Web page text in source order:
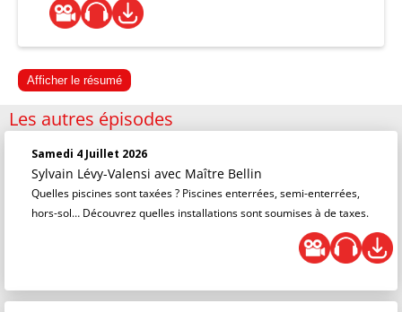
Afficher le résumé
Les autres épisodes
Samedi 4 Juillet 2026
Sylvain Lévy-Valensi avec Maître Bellin
Quelles piscines sont taxées ? Piscines enterrées, semi-enterrées,
hors-sol… Découvrez quelles installations sont soumises à de taxes.